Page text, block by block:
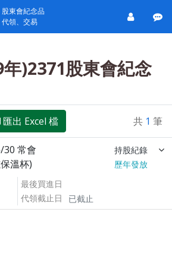
股東會紀念品
代領、交易
)2371股東會紀念
匯出 Excel 檔 共 1 筆
30 常會 持股紀錄
溫杯)
歷年發放
最後買進日
代領截止日
已截止